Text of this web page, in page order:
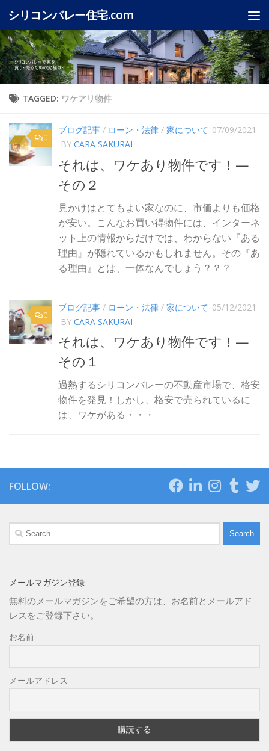
Skip to content
シリコンバレー住宅.com
TAGGED: ワケアリ物件
0
ブログ記事 / ローン・法律 / 家について 07/09/2021
BY CARA SAKURAI
それは、ワケあり物件です！—
その２
見かけはとてもよい家なのに、市価よりも価格
が安い。こんなお買い得物件には、インターネ
ット上の情報からだけでは、わからない『ある
理由』が隠れているかもしれません。その『あ
る理由』とは、一体なんでしょう？？？
0
ブログ記事 / ローン・法律 / 家について 05/12/2021
BY CARA SAKURAI
それは、ワケあり物件です！—
その１
過熱するシリコンバレーの不動産市場で、格安
物件を発見！しかし、格安で売られているに
は、ワケがある・・・
FOLLOW:
Search
for:
メールマガジン登録
無料のメールマガジンをご希望の方は、お名前とメールアド
レスをご登録下さい。
お名前
メールアドレス